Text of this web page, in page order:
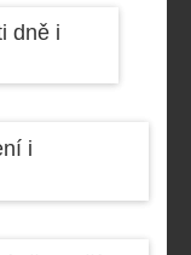
dně i
i